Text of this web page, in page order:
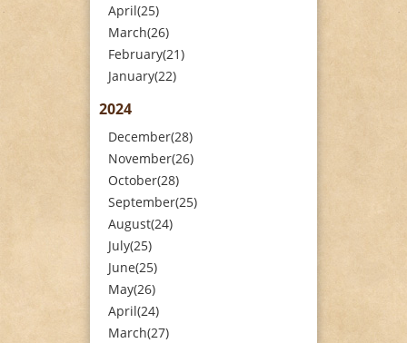
April(25)
March(26)
February(21)
January(22)
2024
December(28)
November(26)
October(28)
September(25)
August(24)
July(25)
June(25)
May(26)
April(24)
March(27)